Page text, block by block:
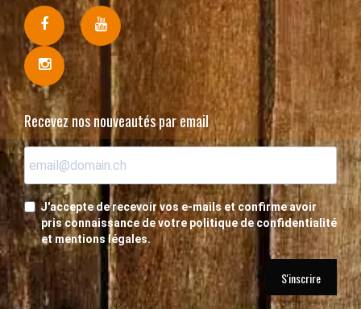
Recevez nos nouveautés par email
J'accepte de recevoir vos e-mails et confirme avoir
pris connaissance de votre politique de confidentialité
et mentions légales.
S'inscrire